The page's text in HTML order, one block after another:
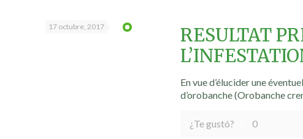
17 octubre, 2017
RESULTAT
En vue d’élucider une
d’orobanche (Orobanche
¿Te gustó? 0